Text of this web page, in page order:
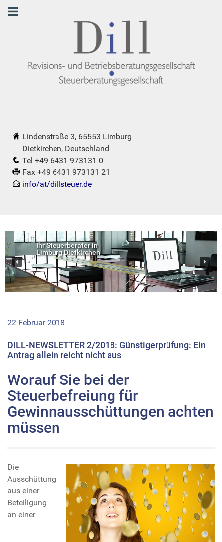
Lindenstraße 3, 65553 Limburg
Dietkirchen, Deutschland
Tel +49 6431 973131 0
Fax +49 6431 973131 21
info/at/dillsteuer.de
Ihr Steuerberater in
Limburg Dietkirchen
22 Februar 2018
DILL-NEWSLETTER 2/2018: Günstigerprüfung: Ein
Antrag allein reicht nicht aus
Worauf Sie bei der
Steuerbefreiung für
Gewinnausschüttungen achten
müssen
Die
Ausschüttung
aus einer
Beteiligung
an einer